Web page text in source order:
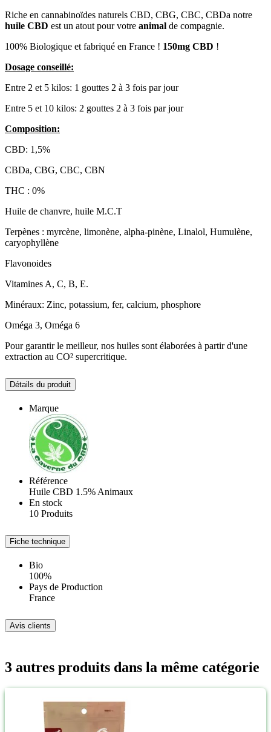
Riche en cannabinoïdes naturels CBD, CBG, CBC, CBDa notre
huile CBD est un atout pour votre animal de compagnie.
100% Biologique et fabriqué en France ! 150mg CBD !
Dosage conseillé:
Entre 2 et 5 kilos: 1 gouttes 2 à 3 fois par jour
Entre 5 et 10 kilos: 2 gouttes 2 à 3 fois par jour
Composition:
CBD: 1,5%
CBDa, CBG, CBC, CBN
THC : 0%
Huile de chanvre, huile M.C.T
Terpènes : myrcène, limonène, alpha-pinène, Linalol, Humulène,
caryophyllène
Flavonoides
Vitamines A, C, B, E.
Minéraux: Zinc, potassium, fer, calcium, phosphore
Oméga 3, Oméga 6
Pour garantir le meilleur, nos huiles sont élaborées à partir d'une
extraction au CO² supercritique.
Détails du produit
Marque
Référence
Huile CBD 1.5% Animaux
En stock
10 Produits
Fiche technique
Bio
100%
Pays de Production
France
Avis clients
3 autres produits dans la même catégorie